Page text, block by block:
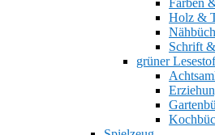
Färben
Holz &
Schrift
grüner